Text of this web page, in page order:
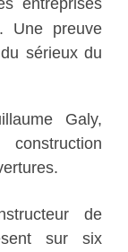
Une preuve
sérieux du
Galy,
de
sur six